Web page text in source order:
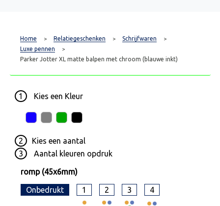
Home > Relatiegeschenken > Schrijfwaren >
Luxe pennen >
Parker Jotter XL matte balpen met chroom (blauwe inkt)
1 Kies een Kleur
2 Kies een aantal
3
Aantal kleuren opdruk
romp (45x6mm)
Onbedrukt 1 2 3 4